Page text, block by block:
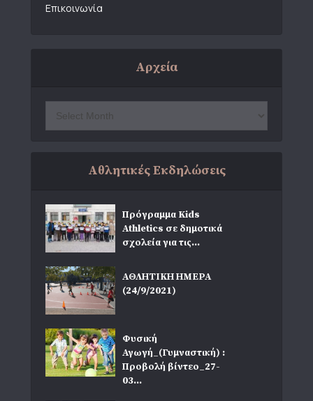
Επικοινωνία
Αρχεία
Αθλητικές Εκδηλώσεις
Πρόγραμμα Kids
Athletics σε δημοτικά
σχολεία για τις...
ΑΘΛΗΤΙΚΗ ΗΜΕΡΑ
(24/9/2021)
Φυσική
Αγωγή_(Γυμναστική) :
Προβολή βίντεο_27-
03...